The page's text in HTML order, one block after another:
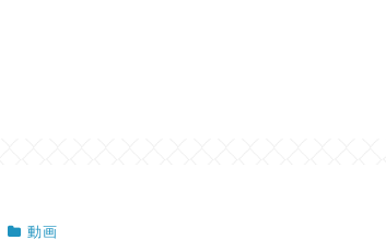
動画